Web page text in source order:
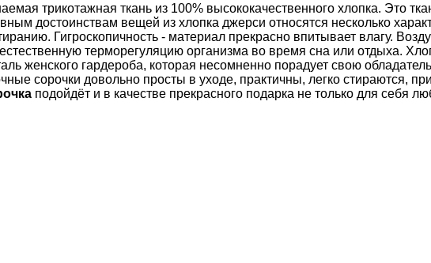
трикотажная ткань из 100% высококачественного хлопка. Это
достоинствам вещей из хлопка джерси относятся несколько
Гигроскопичность - материал прекрасно впитывает влагу.
терморегуляцию организма во время сна или отдыха.
женского гардероба, которая несомненно порадует свою
сорочки довольно просты в уходе, практичны, легко стираются,
подойдёт и в качестве прекрасного подарка не только для себя